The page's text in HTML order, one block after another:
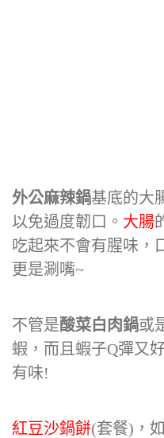
外公麻辣鍋基底的大
以免過度韌口。 大腸
吃起來不會有腥味，
更是涮嘴~
不管是酸菜白肉鍋或
蝦，而且蝦子Q彈又
有味!
紅豆沙鍋餅(套餐)，